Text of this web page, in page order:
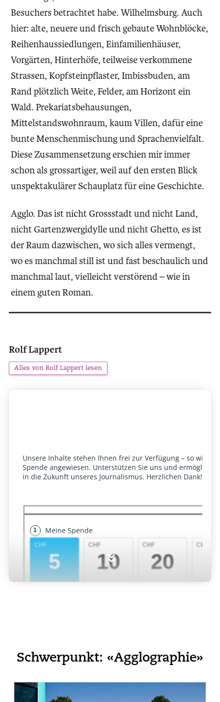
Besuchers betrachtet habe. Wilhelmsburg. Auch
hier: alte, neuere und frisch gebaute Wohnblöcke,
Reihenhaussiedlungen, Einfamilienhäuser,
Vorgärten, Hinterhöfe, teilweise verkommene
Strassen, Kopfsteinpflaster, Imbissbuden, am
Rand plötzlich Weite, Felder, am Horizont ein
Wald. Prekariatsbehausungen,
Mittelstandswohnraum, kaum Villen, dafür eine
bunte Menschenmischung und Sprachenvielfalt.
Diese Zusammensetzung erschien mir immer
schon als grossartiger, weil auf den ersten Blick
unspektakulärer Schauplatz für eine Geschichte.
Agglo. Das ist nicht Grossstadt und nicht Land,
nicht Gartenzwergidylle und nicht Ghetto, es ist
der Raum dazwischen, wo sich alles vermengt,
wo es manchmal still ist und fast beschaulich und
manchmal laut, vielleicht verstörend – wie in
einem guten Roman.
Rolf Lappert
Alles von Rolf Lappert lesen
»
Schwerpunkt: «Agglographie»